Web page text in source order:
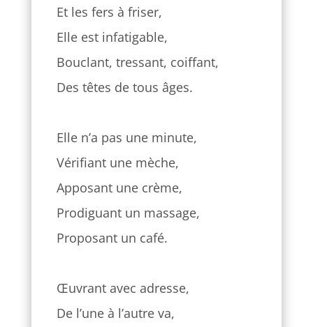
Et les fers à friser,
Elle est infatigable,
Bouclant, tressant, coiffant,
Des têtes de tous âges.
Elle n’a pas une minute,
Vérifiant une mèche,
Apposant une crème,
Prodiguant un massage,
Proposant un café.
Œuvrant avec adresse,
De l’une à l’autre va,